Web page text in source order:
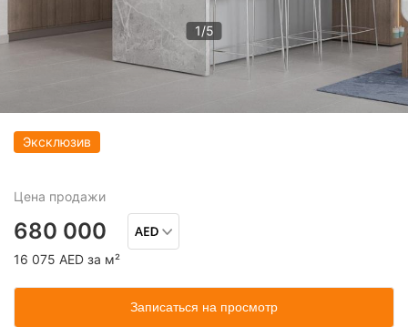
1/5
Эксклюзив
Цена продажи
680 000
16 075 AED за м²
Записаться на просмотр